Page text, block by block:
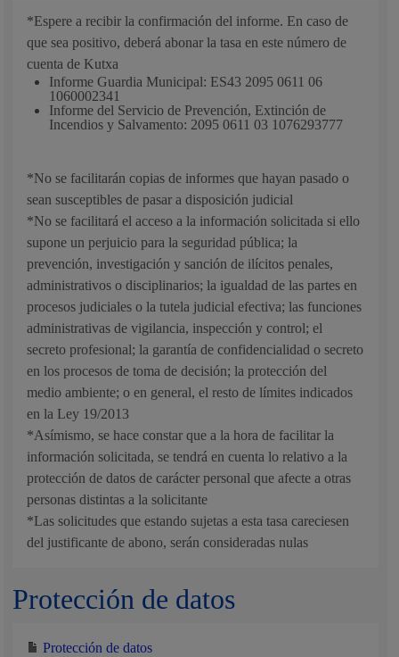
*Espere a recibir la confirmación del informe. En caso de
que sea positivo, deberá abonar la tasa en este número de
cuenta de Kutxa
Informe Guardia Municipal: ES43 2095 0611 06
1060002341
Informe del Servicio de Prevención, Extinción de
Incendios y Salvamento: 2095 0611 03 1076293777
*No se facilitarán copias de informes que hayan pasado o
sean susceptibles de pasar a disposición judicial
*No se facilitará el acceso a la información solicitada si ello
supone un perjuicio para la seguridad pública; la
prevención, investigación y sanción de ilícitos penales,
administrativos o disciplinarios; la igualdad de las partes en
procesos judiciales o la tutela judicial efectiva; las funciones
administrativas de vigilancia, inspección y control; el
secreto profesional; la garantía de confidencialidad o secreto
en los procesos de toma de decisión; la protección del
medio ambiente; o en general, el resto de límites indicados
en la Ley 19/2013
*Asímismo, se hace constar que a la hora de facilitar la
información solicitada, se tendrá en cuenta lo relativo a la
protección de datos de carácter personal que afecte a otras
personas distintas a la solicitante
*Las solicitudes que estando sujetas a esta tasa careciesen
del justificante de abono, serán consideradas nulas
Protección de datos
Protección de datos